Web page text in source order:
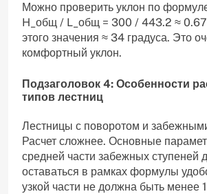
Можно проверить уклон по
H_общ / L_общ = 300 / 443.2 ≈
этого значения ≈ 34 градуса. Это
комфортный уклон.
Подзаголовок 4: Особенности
типов лестниц
Лестницы с поворотом и
Расчет сложнее. Основные
средней части забежных ступеней
оставаться в рамках формулы
узкой части не должна быть менее